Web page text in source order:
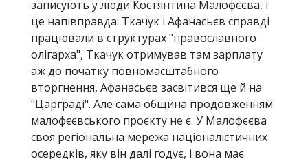
записують у люди Костянтина Малофєєва, і
це напівправда: Ткачук і Афанасьєв справді
працювали в структурах "православного
олігарха", Ткачук отримував там зарплату
аж до початку повномасштабного
вторгнення, Афанасьєв засвітився ще й на
"Царграді". Але сама община продовженням
малофєєвського проєкту не є. У Малофєєва
своя регіональна мережа націоналістичних
осередків, яку він далі годує, і вона має